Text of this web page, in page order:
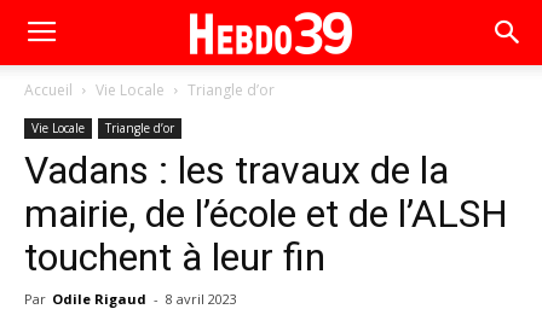
Accueil Vie Locale Triangle d’or
Vie Locale Triangle d’or
Vadans : les travaux de la
mairie, de l’école et de l’ALSH
touchent à leur fin
Par Odile Rigaud - 8 avril 2023